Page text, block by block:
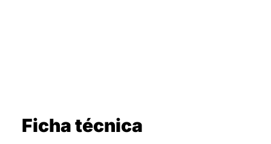
Ficha técnica